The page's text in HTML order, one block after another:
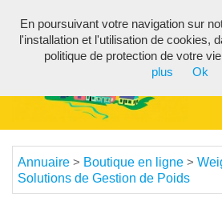
Annuaire > Boutique en ligne >
Solutions de Gestion de Poids
En poursuivant votre navigation sur
l'installation et l'utilisation de cookies,
politique de protection de votre
plus
Ok